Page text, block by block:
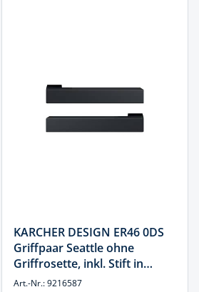
KARCHER DESIGN ER46 0DS
Griffpaar Seattle ohne
Griffrosette, inkl. Stift in
Kosmos Schwarz, Edelstahl
Art.-Nr.: 9216587